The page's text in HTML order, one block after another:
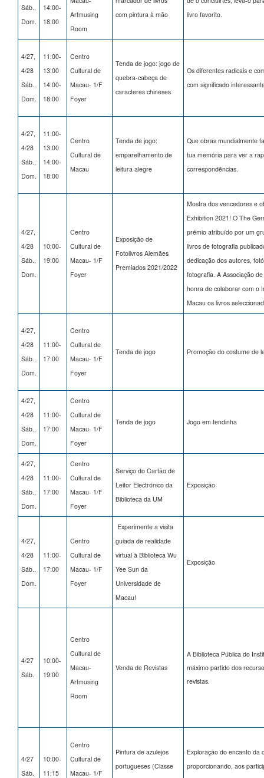
Sáb.,
Dom.
14:00-
18:00
Artmusing
Room
com pintura à mão
livro favorito.
4/27,
4/28
Sáb.,
Dom.
11:00-
13:00
14:00-
18:00
Centro
Cultural de
Macau- 1/F
Foyer
Tenda de jogo: jogo de
quebra-cabeça de
caracteres chineses
Os diferentes radicais e
com significado
4/27,
4/28
Sáb.,
Dom.
11:00-
13:00
14:00-
18:00
Centro
Cultural de
Macau
Tenda de jogo:
emparelhamento de
leitura alegre
Que obras mundialmente
tua memória para ver a
correspondências.
4/27,
4/28
Sáb.,
Dom.
10:00-
19:00
Centro
Cultural de
Macau- 1/F
Foyer
Exposição de
Fotolivros Alemães
Premiados 2021/2022
Mostra dos vencedores e
Exhibition 2021! O The
prémio atribuído por um
livros de fotografia
dedicação dos autores,
fotografia. A Associação
honra de colaborar com o
Macau os livros
4/27,
4/28
Sáb.,
Dom.
11:00-
17:00
Centro
Cultural de
Macau- 1/F
Foyer
Tenda de jogo Promoção do costume de
4/27,
4/28
Sáb.,
Dom.
11:00-
17:00
Centro
Cultural de
Macau- 1/F
Foyer
Tenda de jogo Jogo em tendinha
4/27,
4/28
Sáb.,
Dom.
11:00-
17:00
Centro
Cultural de
Macau- 1/F
Foyer
Serviço do Cartão de
Leitor Electrónico da
Biblioteca da UM
Exposição
4/27,
4/28
Sáb.,
Dom.
11:00-
17:00
Centro
Cultural de
Macau- 1/F
Foyer
Experimente a visita
guiada de realidade
virtual à Biblioteca Wu
Yee Sun da
Universidade de
Macau!
Exposição
4/27
Sáb.
10:00-
19:00
Centro
Cultural de
Macau-
Artmusing
Room
Venda de Revistas
A Biblioteca Pública do
máximo partido dos
revistas.
4/27
Sáb.
10:00-
11:15
Centro
Cultural de
Macau- 1/F
Pintura de azulejos
portugueses (Classe
Exploração do encanto da
proporcionando, aos